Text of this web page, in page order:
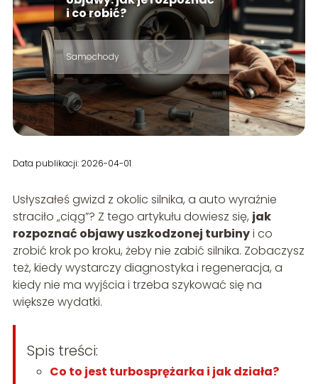
i co robić?
Samochody
Data publikacji: 2026-04-01
Usłyszałeś gwizd z okolic silnika, a auto wyraźnie
straciło „ciąg”? Z tego artykułu dowiesz się, jak
rozpoznać objawy uszkodzonej turbinyi co
zrobić krok po kroku, żeby nie zabić silnika. Zobaczysz
też, kiedy wystarczy diagnostyka i regeneracja, a
kiedy nie ma wyjścia i trzeba szykować się na
większe wydatki.
Spis treści:
Co to jest turbosprężarka i jak działa?